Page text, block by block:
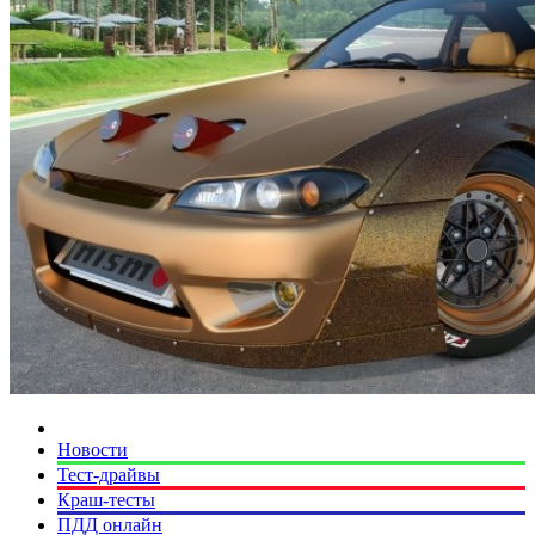
Новости
Тест-драйвы
Краш-тесты
ПДД онлайн